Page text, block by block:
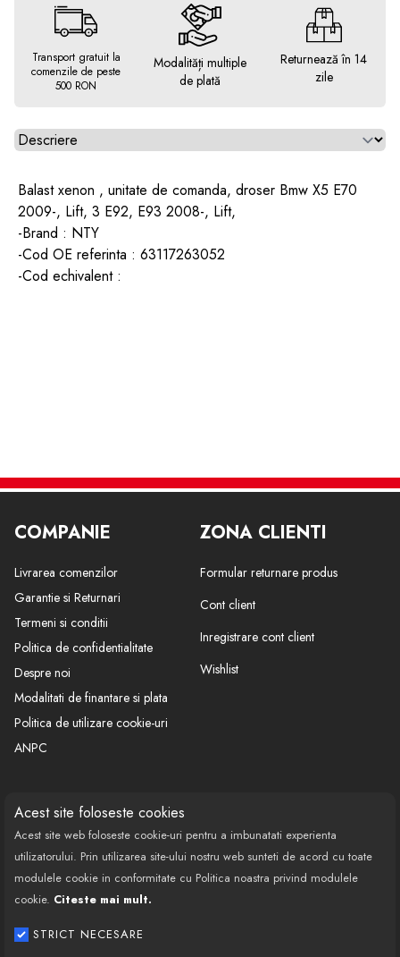
Acest site foloseste cookies
Acest site web foloseste cookie-uri pentru a imbunatati experienta
utilizatorului. Prin utilizarea site-ului nostru web sunteti de acord cu toate
modulele cookie in conformitate cu Politica noastra privind modulele
cookie. Citeste mai mult.
STRICT NECESARE
Transport gratuit la
comenzile de peste
500 RON
Modalități multiple
de plată
Returnează în 14
zile
Alegeti tab
Balast xenon , unitate de comanda, droser Bmw X5 E70
2009-, Lift, 3 E92, E93 2008-, Lift,
-Brand : NTY
-Cod OE referinta : 63117263052
-Cod echivalent :
COMPANIE
Livrarea comenzilor
Garantie si Returnari
Termeni si conditii
Politica de confidentialitate
Despre noi
Modalitati de finantare si plata
Politica de utilizare cookie-uri
ANPC
ZONA CLIENTI
Formular returnare produs
Cont client
Inregistrare cont client
Wishlist
CONTACT
Call Center: 0377 100 941
Program de lucru: Luni-Vineri
08:00 - 18:00
Email: contact@bestautovest.ro